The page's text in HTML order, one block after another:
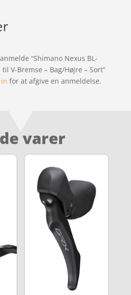
“Shimano Nexus BL-
V-Bremse – Bag/Højre – Sort”
for at afgive en anmeldelse.
varer